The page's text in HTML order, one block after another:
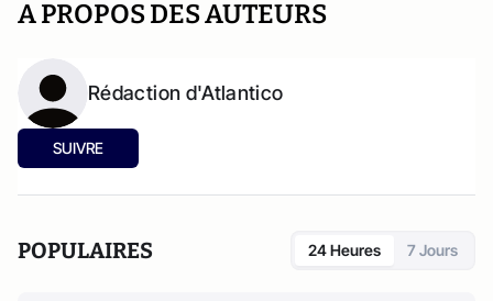
A PROPOS DES AUTEURS
Rédaction d'Atlantico
SUIVRE
POPULAIRES 24 Heures 7 Jours